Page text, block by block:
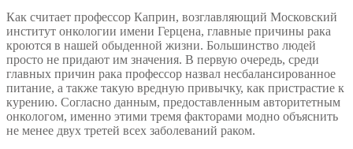
Как считает профессор Каприн, возглавляющий Московский
институт онкологии имени Герцена, главные причины рака
кроются в нашей обыденной жизни. Большинство людей
просто не придают им значения. В первую очередь, среди
главных причин рака профессор назвал несбалансированное
питание, а также такую вредную привычку, как пристрастие к
курению. Согласно данным, предоставленным авторитетным
онкологом, именно этими тремя факторами модно объяснить
не менее двух третей всех заболеваний раком.